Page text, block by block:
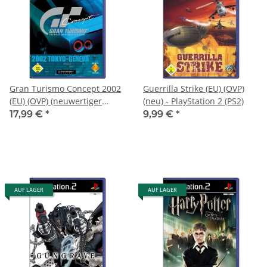
Gran Turismo Concept 2002
(EU) (OVP) (neuwertiger
Sammlerzustand) -
17,99 € *
Guerrilla Strike (EU) (OVP)
(neu) - PlayStation 2 (PS2)
9,99 € *
AUF LAGER AUF LAGER